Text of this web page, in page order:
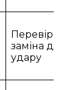
Перевірка та
заміна
удару